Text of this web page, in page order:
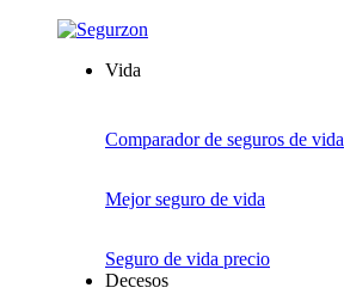
Vida
Comparador de seguros de vida
Mejor seguro de vida
Seguro de vida precio
Decesos